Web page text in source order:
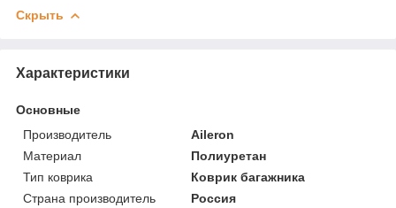
Скрыть
Характеристики
Основные
Производитель
Aileron
Материал
Полиуретан
Тип коврика
Коврик багажника
Страна производитель
Россия